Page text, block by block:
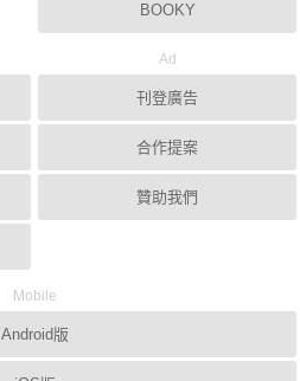
BOOKY
Ad
刊登廣告
合作提案
贊助我們
Mobile
Android版